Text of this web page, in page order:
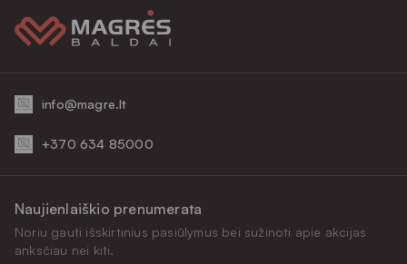
info@magre.lt
+370 634 85000
Naujienlaiškio prenumerata
Noriu gauti išskirtinius pasiūlymus bei sužinoti apie akcijas
anksčiau nei kiti.